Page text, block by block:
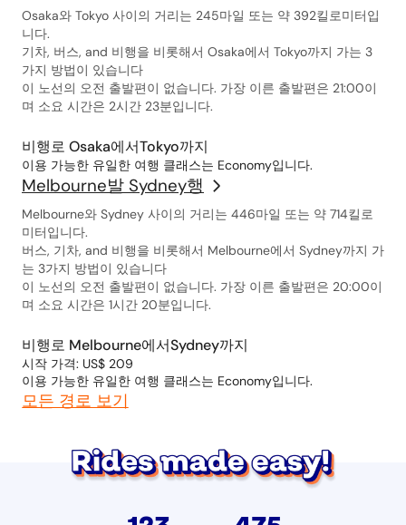
Osaka와 Tokyo 사이의 거리는 245마일 또는 약 392킬로미터입
니다.
기차, 버스, and 비행을 비롯해서 Osaka에서 Tokyo까지 가는 3
가지 방법이 있습니다
이 노선의 오전 출발편이 없습니다. 가장 이른 출발편은 21:00이
며 소요 시간은 2시간 23분입니다.
비행로 Osaka에서Tokyo까지
이용 가능한 유일한 여행 클래스는 Economy입니다.
Melbourne발 Sydney행
Melbourne와 Sydney 사이의 거리는 446마일 또는 약 714킬로
미터입니다.
버스, 기차, and 비행을 비롯해서 Melbourne에서 Sydney까지 가
는 3가지 방법이 있습니다
이 노선의 오전 출발편이 없습니다. 가장 이른 출발편은 20:00이
며 소요 시간은 1시간 20분입니다.
비행로 Melbourne에서Sydney까지
시작 가격: US$ 209
이용 가능한 유일한 여행 클래스는 Economy입니다.
모든 경로 보기